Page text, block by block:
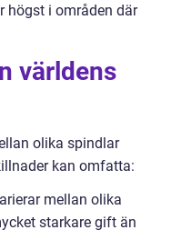
högst i områden där
världens
olika spindlar
kan omfatta:
mellan olika
starkare gift än